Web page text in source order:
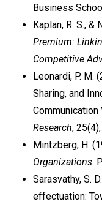
Business
Kaplan, R. S., &
Premium:
Competitive
Leonardi, P. M.
Sharing, and
Communication
Research,
Mintzberg, H.
Organizations.
Sarasvathy, S.
effectuation: